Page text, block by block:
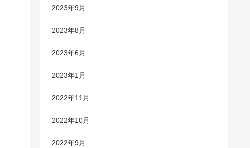
2023年9月
2023年8月
2023年6月
2023年1月
2022年11月
2022年10月
2022年9月